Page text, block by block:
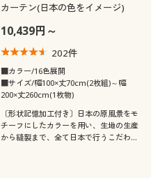
カーテン(日本の色をイメージ)
10,439円～
202件
■カラー/16色展開
■サイズ/幅100×丈70cm(2枚組)～幅
200×丈260cm(1枚物)
〔形状記憶加工付き〕日本の原風景をモ
チーフにしたカラーを用い、生地の生産
から縫製まで、全て日本で行うこだわり